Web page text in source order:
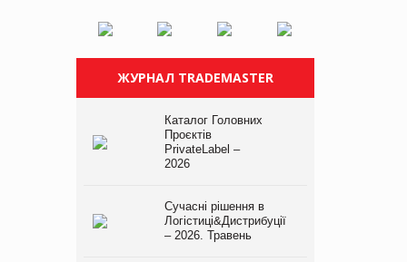
ЖУРНАЛ TRADEMASTER
Каталог Головних
Проєктів
PrivateLabel –
2026
Сучасні рішення в
Логістиці&Дистрибуції
– 2026. Травень